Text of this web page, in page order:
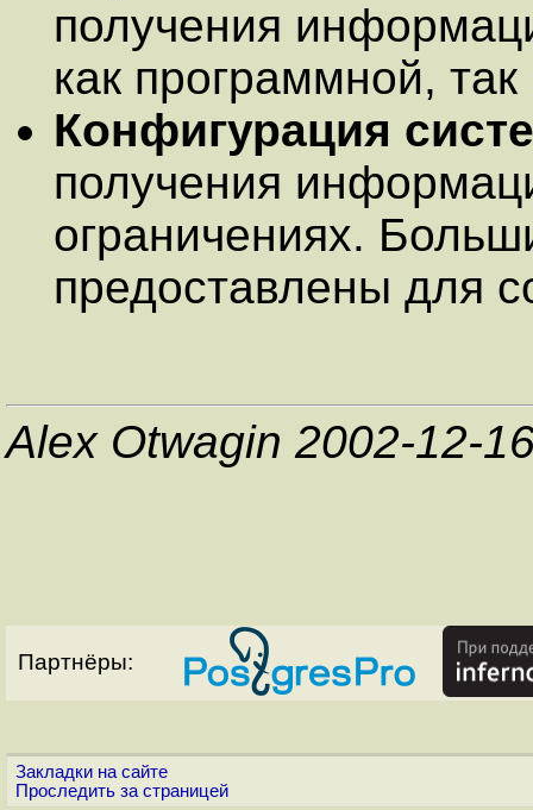
получения
как программной,
Конфигурация
получения
ограничениях.
предоставлены для
Alex Otwagin 2002-12-
Партнёры:
Закладки на сайте
Проследить за страницей